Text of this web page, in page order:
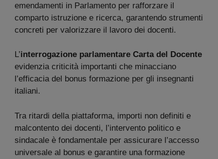
emendamenti in Parlamento per rafforzare il
comparto istruzione e ricerca, garantendo strumenti
concreti per valorizzare il lavoro dei docenti.
L’interrogazione parlamentare Carta del Docente
evidenzia criticità importanti che minacciano
l’efficacia del bonus formazione per gli insegnanti
italiani.
Tra ritardi della piattaforma, importi non definiti e
malcontento dei docenti, l’intervento politico e
sindacale è fondamentale per assicurare l’accesso
universale al bonus e garantire una formazione